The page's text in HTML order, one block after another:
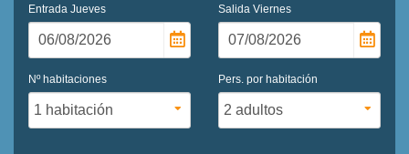
Entrada Jueves Salida Viernes
Nº habitaciones Pers. por habitación